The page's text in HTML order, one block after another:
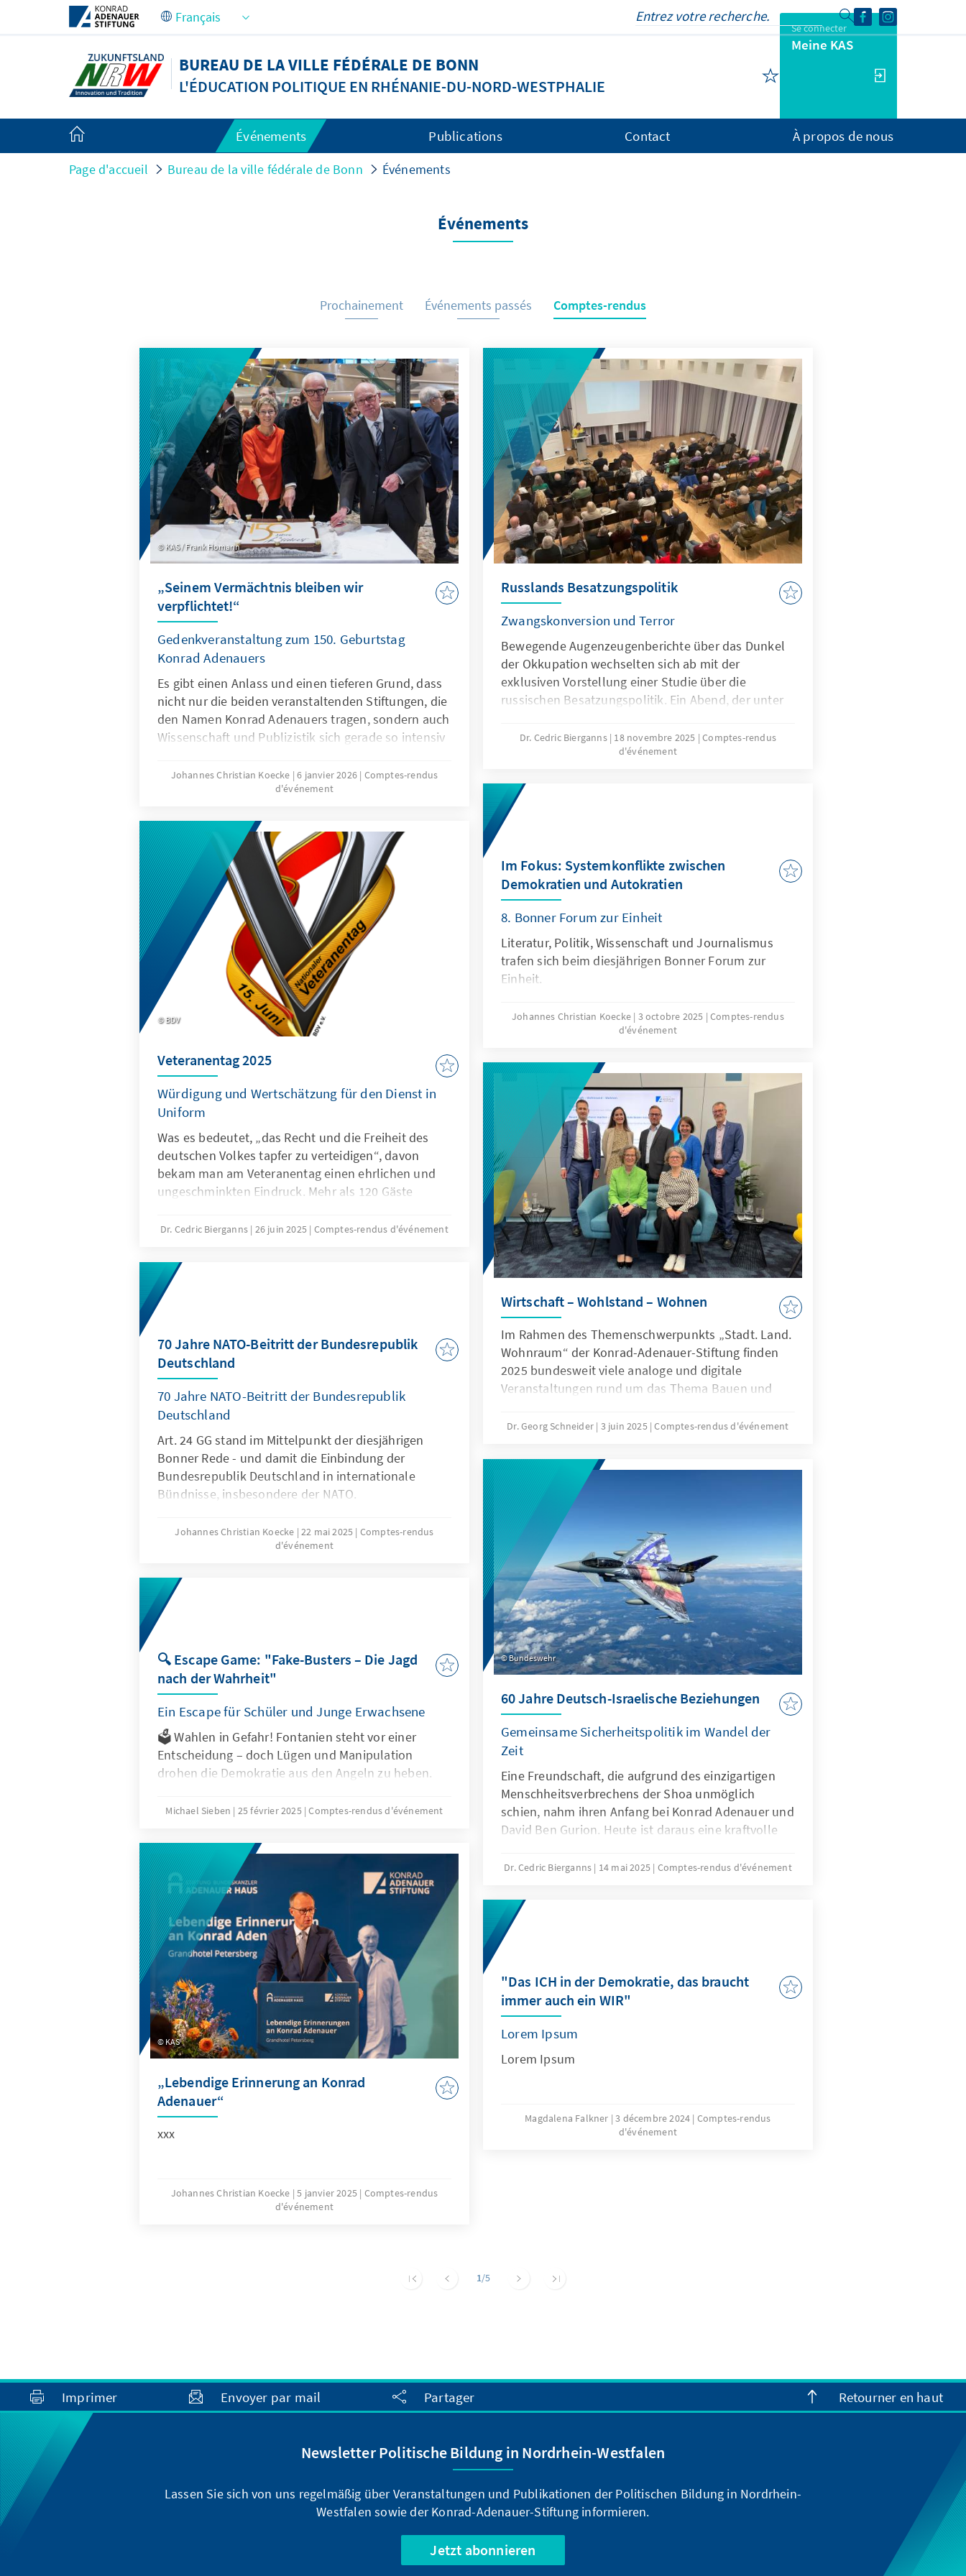
Saut au contenu principal
BUREAU DE LA VILLE FÉDÉRALE DE BONN
L'ÉDUCATION POLITIQUE EN RHÉNANIE-DU-NORD-WESTPHALIE
Se connecter
Meine KAS
Événements Publications Contact À propos de nous
Page d'accueil Bureau de la ville fédérale de Bonn Événements
Événements
Prochainement Événements passés Comptes-rendus
KAS / Frank Homann
„Seinem Vermächtnis bleiben wir
verpflichtet!“
Gedenkveranstaltung zum 150. Geburtstag
Konrad Adenauers
Es gibt einen Anlass und einen tieferen Grund, dass
nicht nur die beiden veranstaltenden Stiftungen, die
den Namen Konrad Adenauers tragen, sondern auch
Wissenschaft und Publizistik sich gerade so intensiv
Natürlich, der 150. Geburtstag am heutigen 5.
Januar. Allein die Zeitspanne seines Lebens ist eine
Bismarck erst fünf Jahre Reichskanzler. Als er starb,
waren in der Bundesrepublik Atomwaffen
stationiert. Sein Leben umfasste das Kaiserreich, die
Weimarer Republik, die NS-Zeit und natürlich die
von ihm geprägte Bundesrepublik. Der ehemalige
Plenarsaal des Deutschen Bundestages im World
Conference Center Bonn war mit 1.200
Teilnehmenden bei der zentralen Gedenkfeier sehr
gut gefüllt, es war viel Prominenz aus Politik und
gesellschaftlichem Leben gekommen, nicht nur
„tout Bonn“, auch ganz viel Berlin (was etwas
heißen will).
Johannes Christian Koecke 6 janvier 2026 Comptes-rendus
d'événement
Russlands Besatzungspolitik
Zwangskonversion und Terror
Bewegende Augenzeugenberichte über das Dunkel
der Okkupation wechselten sich ab mit der
exklusiven Vorstellung einer Studie über die
russischen Besatzungspolitik. Ein Abend, der unter
Dr. Cedric Bierganns 18 novembre 2025 Comptes-rendus
d'événement
Im Fokus: Systemkonflikte zwischen
Demokratien und Autokratien
8. Bonner Forum zur Einheit
Literatur, Politik, Wissenschaft und Journalismus
trafen sich beim diesjährigen Bonner Forum zur
Einheit.
Johannes Christian Koecke 3 octobre 2025 Comptes-rendus
d'événement
BDV
Veteranentag 2025
Würdigung und Wertschätzung für den Dienst in
Uniform
Was es bedeutet, „das Recht und die Freiheit des
deutschen Volkes tapfer zu verteidigen“, davon
bekam man am Veteranentag einen ehrlichen und
ungeschminkten Eindruck. Mehr als 120 Gäste
Konrad-Adenauer-Stiftung, dem Reservistenverband
die Feierlichkeiten zu begehen. Im Mittelpunkt: Ein
Militärgottesdient und eine Lesung mit Wolf Gregis,
Bestsellerautor und Afghanistanveteran.
Dr. Cedric Bierganns 26 juin 2025 Comptes-rendus d'événement
Wirtschaft – Wohlstand – Wohnen
Im Rahmen des Themenschwerpunkts „Stadt. Land.
Wohnraum“ der Konrad-Adenauer-Stiftung finden
2025 bundesweit viele analoge und digitale
Veranstaltungen rund um das Thema Bauen und
Dr. Georg Schneider 3 juin 2025 Comptes-rendus d'événement
70 Jahre NATO-Beitritt der Bundesrepublik
Deutschland
70 Jahre NATO-Beitritt der Bundesrepublik
Deutschland
Art. 24 GG stand im Mittelpunkt der diesjährigen
Bonner Rede - und damit die Einbindung der
Bundesrepublik Deutschland in internationale
Bündnisse, insbesondere der NATO.
Johannes Christian Koecke 22 mai 2025 Comptes-rendus
d'événement
Bundeswehr
60 Jahre Deutsch-Israelische Beziehungen
Gemeinsame Sicherheitspolitik im Wandel der
Zeit
Eine Freundschaft, die aufgrund des einzigartigen
Menschheitsverbrechens der Shoa unmöglich
schien, nahm ihren Anfang bei Konrad Adenauer und
David Ben Gurion. Heute ist daraus eine kraftvolle
durch eine vorausschauende, beiden Seiten
Deutschlands Rolle als nachrichtendienstlicher
Unterstützer und immer wieder diskreter Vermittler
im Hintergrund, wie Oberst Dr. Klaus Jürgen Haffner,
Israel von 2018-2022, und Dr. Gerhard Conrad vor
mehr als 100 geladenen Gästen fachkundig
darlegten.
Dr. Cedric Bierganns 14 mai 2025 Comptes-rendus d'événement
🔍 Escape Game: "Fake-Busters – Die Jagd
nach der Wahrheit"
Ein Escape für Schüler und Junge Erwachsene
🗳 Wahlen in Gefahr! Fontanien steht vor einer
Entscheidung – doch Lügen und Manipulation
drohen die Demokratie aus den Angeln zu heben.
Michael Sieben 25 février 2025 Comptes-rendus d'événement
KAS
„Lebendige Erinnerung an Konrad
Adenauer“
xxx
Johannes Christian Koecke 5 janvier 2025 Comptes-rendus
d'événement
"Das ICH in der Demokratie, das braucht
immer auch ein WIR"
Lorem Ipsum
Lorem Ipsum
Magdalena Falkner 3 décembre 2024 Comptes-rendus
d'événement
1/5
Imprimer Envoyer par mail Partager Retourner en haut
Newsletter Politische Bildung in Nordrhein-Westfalen
Lassen Sie sich von uns regelmäßig über Veranstaltungen und Publikationen der Politischen Bildung in Nordrhein-
Westfalen sowie der Konrad-Adenauer-Stiftung informieren.
Jetzt abonnieren